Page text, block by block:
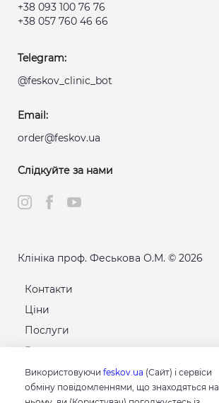
Використовуючи feskov.ua (Сайт) і сервіси
обміну повідомленнями, що знаходяться на
+38 093 100 76 76
+38 057 760 46 66
Telegram:
@feskov_clinic_bot
Email:
order@feskov.ua
Слідкуйте за нами
Клініка проф. Феськова О.М. © 2026
Контакти
Ціни
Послуги
Розклад
Карта сайту